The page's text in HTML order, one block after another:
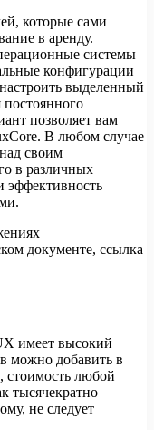
которые сами
в аренду.
системы
конфигурации
выделенный
позволяет вам
В любом случае
своим
в различных
эффективность
документе, ссылка
имеет высокий
можно добавить в
стоимость любой
тысячекратно
не следует